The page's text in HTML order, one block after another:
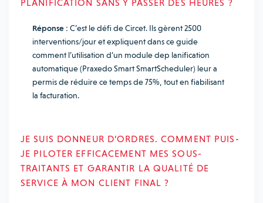
PLANIFICATION SANS Y PASSER DES HEURES ?
Réponse : C’est le défi de Circet. Ils gèrent 2500
interventions/jour et expliquent dans ce guide
comment l’utilisation d’un module dep lanification
automatique (Praxedo Smart SmartScheduler) leur a
permis de réduire ce temps de 75%, tout en fiabilisant
la facturation.
JE SUIS DONNEUR D’ORDRES. COMMENT PUIS-
JE PILOTER EFFICACEMENT MES SOUS-
TRAITANTS ET GARANTIR LA QUALITÉ DE
SERVICE À MON CLIENT FINAL ?